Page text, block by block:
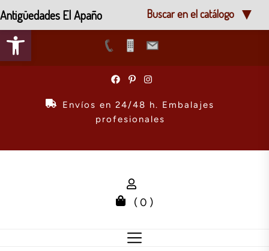
Abrir barra de herramientas
Envíos en 24/48 h. Embalajes
profesionales
( 0 )
Antigüedades El Apaño Buscar en el catálogo